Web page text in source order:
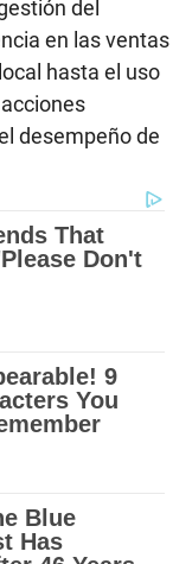
del
en las ventas
hasta el uso
desempeño de